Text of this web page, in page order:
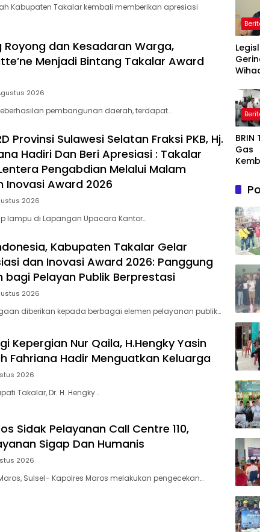
Kabupaten Takalar kembali memberikan apresiasi
Royong dan Kesadaran Warga,
Menjadi Bintang Takalar Award
2026
keberhasilan pembangunan daerah, terdapat…
Provinsi Sulawesi Selatan Fraksi PKB, Hj.
Hadiri Dan Beri Apresiasi : Takalar
Pengabdian Melalui Malam
Inovasi Award 2026
2026
lampu di Lapangan Upacara Kantor…
Kabupaten Takalar Gelar
dan Inovasi Award 2026: Panggung
bagi Pelayan Publik Berprestasi
2026
diberikan kepada berbagai elemen pelayanan publik…
Kepergian Nur Qaila, H.Hengky Yasin
Fahriana Hadir Menguatkan Keluarga
2026
Takalar, Dr. H. Hengky…
Sidak Pelayanan Call Centre 110,
Sigap Dan Humanis
2026
Sulsel– Kapolres Maros melakukan pengecekan…
agar
Gas
or